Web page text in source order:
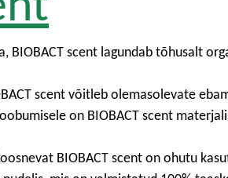
BIOBACT scent lagundab tõhusalt
scent võitleb olemasolevate
on BIOBACT scent
BIOBACT scent on ohutu